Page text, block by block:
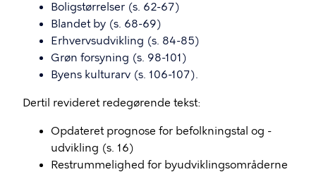
Boligstørrelser (s. 62-67)
Blandet by (s. 68-69)
Erhvervsudvikling (s. 84-85)
Grøn forsyning (s. 98-101)
Byens kulturarv (s. 106-107).
Dertil revideret redegørende tekst:
Opdateret prognose for befolkningstal og -
udvikling (s. 16)
Restrummelighed for byudviklingsområderne